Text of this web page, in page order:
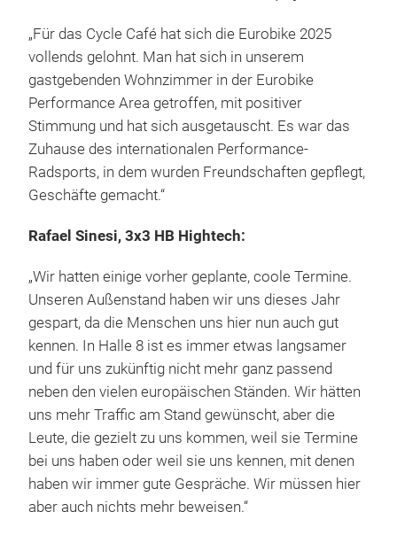
„Für das Cycle Café hat sich die Eurobike 2025
vollends gelohnt. Man hat sich in unserem
gastgebenden Wohnzimmer in der Eurobike
Performance Area getroffen, mit positiver
Stimmung und hat sich ausgetauscht. Es war das
Zuhause des internationalen Performance-
Radsports, in dem wurden Freundschaften gepflegt,
Geschäfte gemacht.“
Rafael Sinesi, 3x3 HB Hightech:
„Wir hatten einige vorher geplante, coole Termine.
Unseren Außenstand haben wir uns dieses Jahr
gespart, da die Menschen uns hier nun auch gut
kennen. In Halle 8 ist es immer etwas langsamer
und für uns zukünftig nicht mehr ganz passend
neben den vielen europäischen Ständen. Wir hätten
uns mehr Traffic am Stand gewünscht, aber die
Leute, die gezielt zu uns kommen, weil sie Termine
bei uns haben oder weil sie uns kennen, mit denen
haben wir immer gute Gespräche. Wir müssen hier
aber auch nichts mehr beweisen.“